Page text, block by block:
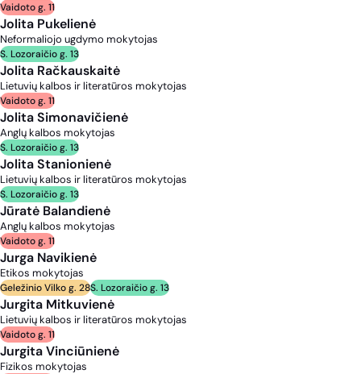
Vaidoto g. 11
Jolita Pukelienė
Neformaliojo ugdymo mokytojas
S. Lozoraičio g. 13
Jolita Račkauskaitė
Lietuvių kalbos ir literatūros mokytojas
Vaidoto g. 11
Jolita Simonavičienė
Anglų kalbos mokytojas
S. Lozoraičio g. 13
Jolita Stanionienė
Lietuvių kalbos ir literatūros mokytojas
S. Lozoraičio g. 13
Jūratė Balandienė
Anglų kalbos mokytojas
Vaidoto g. 11
Jurga Navikienė
Etikos mokytojas
Geležinio Vilko g. 28S. Lozoraičio g. 13
Jurgita Mitkuvienė
Lietuvių kalbos ir literatūros mokytojas
Vaidoto g. 11
Jurgita Vinciūnienė
Fizikos mokytojas